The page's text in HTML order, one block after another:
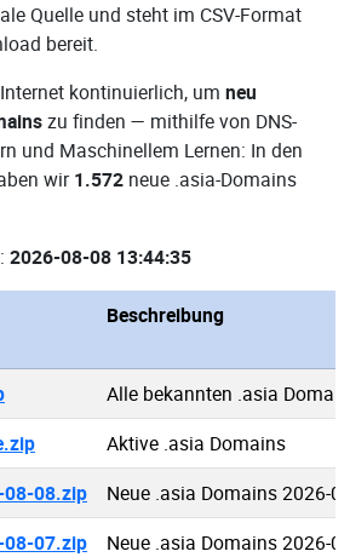
Quelle und steht im CSV-Format
bereit.
kontinuierlich, um neu
zu finden — mithilfe von DNS-
und Maschinellem Lernen: In den
wir 1.572 neue .asia-Domains
2026-08-08 13:44:35
Beschreibung
Alle bekannten .asia
Aktive .asia Domains
08.zip
Neue .asia Domains 2026-
07.zip
Neue .asia Domains 2026-